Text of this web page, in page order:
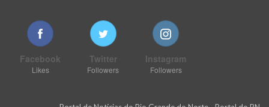
Facebook
Likes
Twitter
Followers
Instagram
Followers